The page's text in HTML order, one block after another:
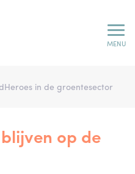
MENU
in de groentesector
in de
op de